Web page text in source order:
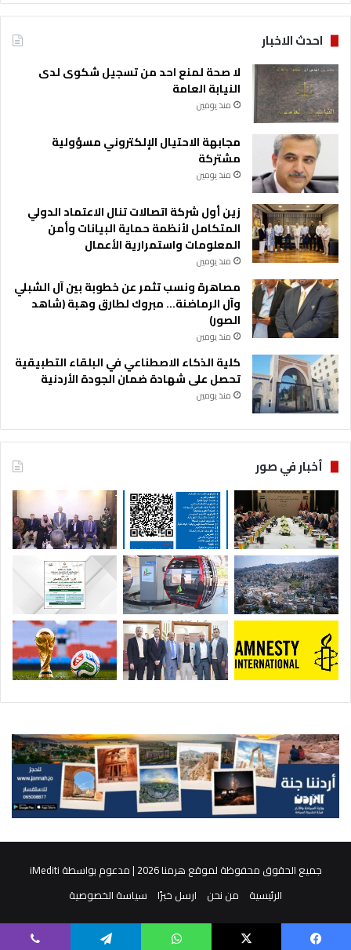
احدث الاخبار
لا صحة لمنع احد من تسجيل شكوى لدى
النيابة العامة
منذ يومين
مجابهة الاحتيال الإلكتروني مسؤولية
مشتركة
منذ يومين
زين أول شركة اتصالات تنال الاعتماد الدولي
المتكامل لأنظمة حماية البيانات وأمن
المعلومات واستمرارية الأعمال
منذ يومين
مصاهرة ونسب تثمر عن خطوبة بين آل الشبلي
وآل الرماضنة… مبروك لطارق وهبة (شاهد
الصور)
منذ يومين
كلية الذكاء الاصطناعي في البلقاء التطبيقية
تحصل على شهادة ضمان الجودة الأردنية
منذ يومين
أخبار في صور
جميع الحقوق محفوظة لموقع هرمنا 2026 | مدعوم بواسطة
iMediti
الرئيسية
من نحن ارسل خبرًا سياسة الخصوصية